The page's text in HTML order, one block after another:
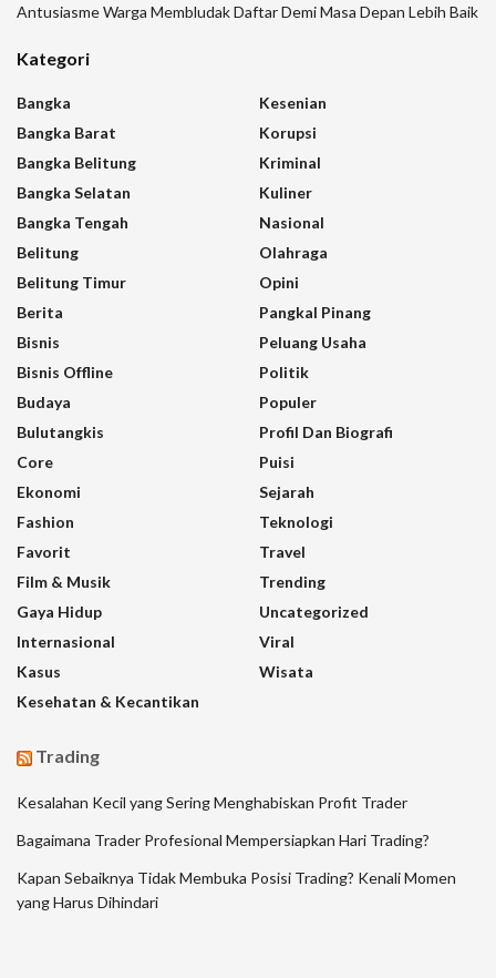
Antusiasme Warga Membludak Daftar Demi Masa Depan Lebih Baik
Kategori
Bangka
Bangka Barat
Bangka Belitung
Bangka Selatan
Bangka Tengah
Belitung
Belitung Timur
Berita
Bisnis
Bisnis Offline
Budaya
Bulutangkis
Core
Ekonomi
Fashion
Favorit
Film & Musik
Gaya Hidup
Internasional
Kasus
Kesehatan & Kecantikan
Kesenian
Korupsi
Kriminal
Kuliner
Nasional
Olahraga
Opini
Pangkal Pinang
Peluang Usaha
Politik
Populer
Profil Dan Biografi
Puisi
Sejarah
Teknologi
Travel
Trending
Uncategorized
Viral
Wisata
Trading
Kesalahan Kecil yang Sering Menghabiskan Profit Trader
Bagaimana Trader Profesional Mempersiapkan Hari Trading?
Kapan Sebaiknya Tidak Membuka Posisi Trading? Kenali Momen
yang Harus Dihindari